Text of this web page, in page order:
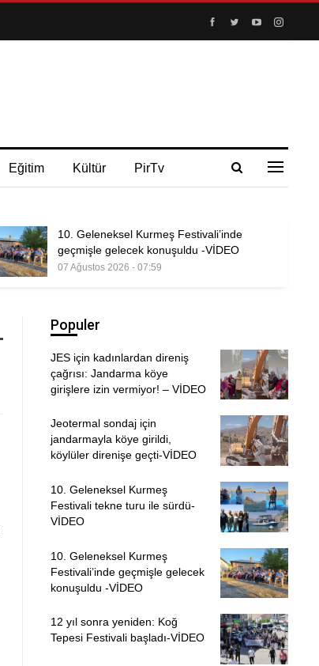
Eğitim Kültür PirTv
10. Geleneksel Kurmeş Festivali’inde
geçmişle gelecek konuşuldu -VİDEO
07 Ağustos 2026 - 07:59
Populer
JES için kadınlardan direniş
çağrısı: Jandarma köye
girişlere izin vermiyor! – VİDEO
Jeotermal sondaj için
jandarmayla köye girildi,
köylüler direnişe geçti-VİDEO
10. Geleneksel Kurmeş
Festivali tekne turu ile sürdü-
VİDEO
10. Geleneksel Kurmeş
Festivali’inde geçmişle gelecek
konuşuldu -VİDEO
12 yıl sonra yeniden: Koğ
Tepesi Festivali başladı-VİDEO